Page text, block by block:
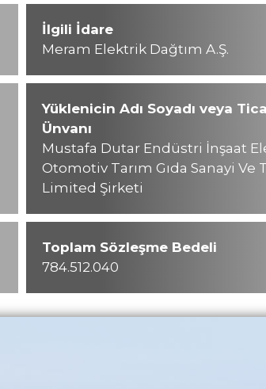
İlgili İdare
Meram Elektrik Dağtım A.Ş.
Yüklenicin Adı Soyadı veya
Ünvanı
Mustafa Dutar Endüstri İnşaat
Otomotiv Tarım Gıda Sanayi Ve
Limited Şirketi
Toplam Sözleşme Bedeli
784.512.040